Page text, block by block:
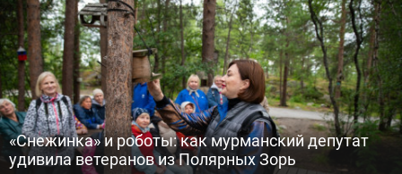
«Снежинка» и роботы: как мурманский депутат
удивила ветеранов из Полярных Зорь